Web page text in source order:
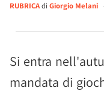
RUBRICAdi Giorgio Melani
Si entra
mandata di